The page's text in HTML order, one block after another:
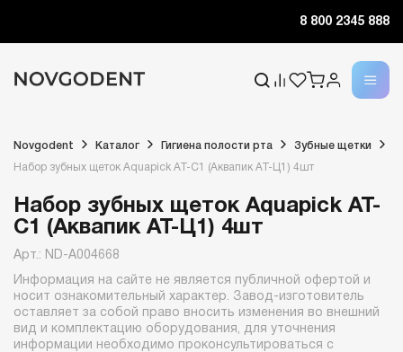
8 800 2345 888
Novgodent Каталог Гигиена полости рта Зубные щетки
Набор зубных щеток Aquapick AT-C1 (Аквапик AT-Ц1) 4шт
Набор зубных щеток Aquapick AT-
C1 (Аквапик AT-Ц1) 4шт
Арт.: ND-A004668
Информация на сайте не является публичной офертой и
носит ознакомительный характер. Завод-изготовитель
оставляет за собой право вносить изменения во внешний
вид и комплектацию оборудования, для уточнения
информации необходимо проконсультироваться с